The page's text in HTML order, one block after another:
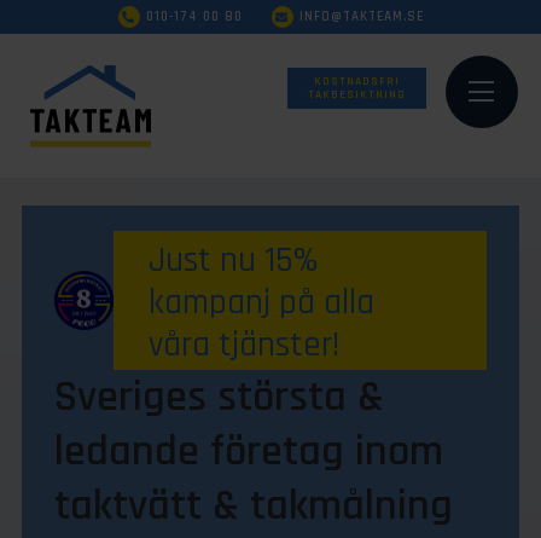
010-174 00 80 INFO@TAKTEAM.SE
KOSTNADSFRI
TAKBESIKTNING
Just nu 15%
kampanj på alla
våra tjänster!
Sveriges största &
ledande företag inom
taktvätt & takmålning